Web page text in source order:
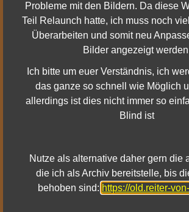
Die traurige Geschichte vom
verloren hat, findet ein glückliches
Seltene Essenzen sind jetzt zwei
unvergleichliche Essenzen
Aufgaben und Abenteuergebiete
Instanz: Abgesandte der Nomaden
Geister, die in der Instanz spawnen,
vorgenommen, darunter
und aktualisierter Text in manchen
Probleme mit den Bildern. Da diese
Teil Relaunch hatte, ich muss noch
Überarbeiten und somit neu
Bilder angezeigt
Ich bitte um euer Verständnis, ich
das ganze so schnell wie Möglich
allerdings ist dies nicht immer so
Blind ist
Nutze als alternative daher gern die
die ich als Archiv bereitstelle, bis
behoben sind: https://old.reiter-